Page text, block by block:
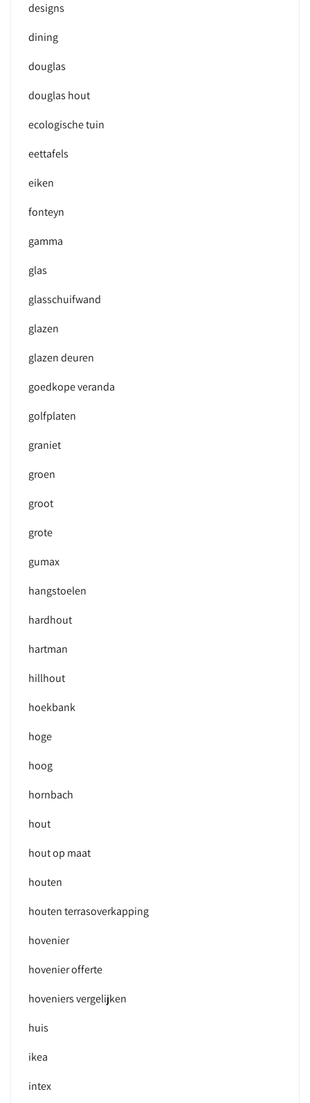
designs
dining
douglas
douglas hout
ecologische tuin
eettafels
eiken
fonteyn
gamma
glas
glasschuifwand
glazen
glazen deuren
goedkope veranda
golfplaten
graniet
groen
groot
grote
gumax
hangstoelen
hardhout
hartman
hillhout
hoekbank
hoge
hoog
hornbach
hout
hout op maat
houten
houten terrasoverkapping
hovenier
hovenier offerte
hoveniers vergelijken
huis
ikea
intex